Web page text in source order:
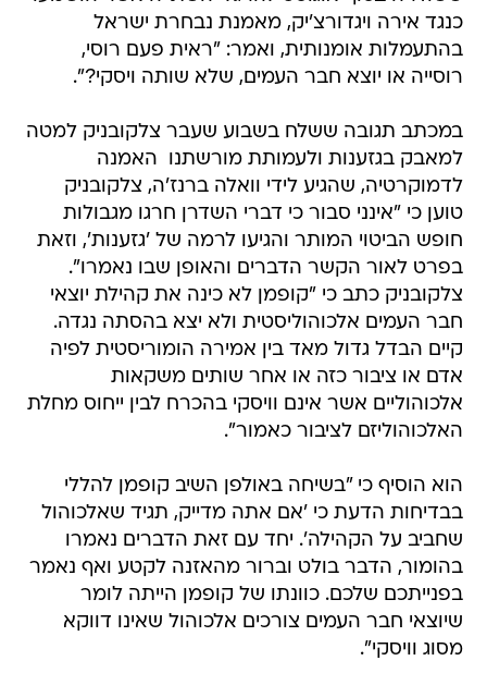
כנגד אירה ויגדורצ'יק, מאמנת נבחרת ישראל
בהתעמלות אומנותית, ואמר: "ראית פעם רוסי,
רוסייה או יוצא חבר העמים, שלא שותה ויסקי?".
במכתב תגובה ששלח בשבוע שעבר צלקובניק למטה
למאבק בגזענות ולעמותת מורשתנו  האמנה
לדמוקרטיה, שהגיע לידי וואלה ברנז'ה, צלקובניק
טוען כי "אינני סבור כי דברי השדרן חרגו מגבולות
חופש הביטוי המותר והגיעו לרמה של 'גזענות', וזאת
בפרט לאור הקשר הדברים והאופן שבו נאמרו".
צלקובניק כתב כי "קופמן לא כינה את קהילת יוצאי
חבר העמים אלכוהוליסטית ולא יצא בהסתה נגדה.
קיים הבדל גדול מאד בין אמירה הומוריסטית לפיה
אדם או ציבור כזה או אחר שותים משקאות
אלכוהוליים אשר אינם וויסקי בהכרח לבין ייחוס מחלת
האלכוהוליזם לציבור כאמור".
הוא הוסיף כי "בשיחה באולפן השיב קופמן להללי
בבדיחות הדעת כי 'אם אתה מדייק, תגיד שאלכוהול
שחביב על הקהילה'. יחד עם זאת הדברים נאמרו
בהומור, הדבר בולט וברור מהאזנה לקטע ואף נאמר
בפנייתכם שלכם. כוונתו של קופמן הייתה לומר
שיוצאי חבר העמים צורכים אלכוהול שאינו דווקא
מסוג וויסקי".